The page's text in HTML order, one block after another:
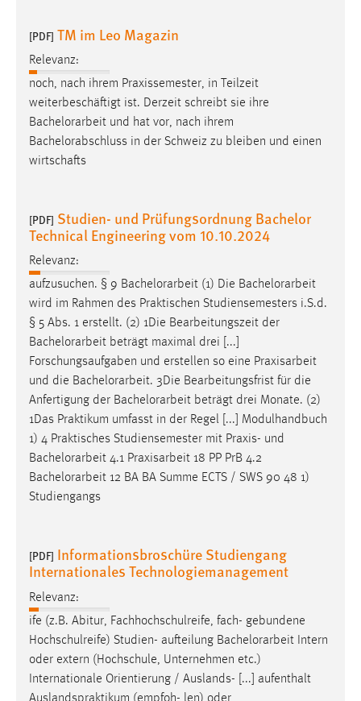
[PDF] TM im Leo Magazin
Relevanz:
noch, nach ihrem Praxissemester, in Teilzeit
weiterbeschäftigt ist. Derzeit schreibt sie ihre
Bachelorarbeit und hat vor, nach ihrem
Bachelorabschluss in der Schweiz zu bleiben und einen
wirtschafts
[PDF] Studien- und Prüfungsordnung Bachelor
Technical Engineering vom 10.10.2024
Relevanz:
aufzusuchen. § 9 Bachelorarbeit (1) Die Bachelorarbeit
wird im Rahmen des Praktischen Studiensemesters i.S.d.
§ 5 Abs. 1 erstellt. (2) 1Die Bearbeitungszeit der
Bachelorarbeit beträgt maximal drei [...]
Forschungsaufgaben und erstellen so eine Praxisarbeit
und die Bachelorarbeit. 3Die Bearbeitungsfrist für die
Anfertigung der Bachelorarbeit beträgt drei Monate. (2)
1Das Praktikum umfasst in der Regel [...] Modulhandbuch
1) 4 Praktisches Studiensemester mit Praxis- und
Bachelorarbeit 4.1 Praxisarbeit 18 PP PrB 4.2
Bachelorarbeit 12 BA BA Summe ECTS / SWS 90 48 1)
Studiengangs
[PDF] Informationsbroschüre Studiengang
Internationales Technologiemanagement
Relevanz:
ife (z.B. Abitur, Fachhochschulreife, fach- gebundene
Hochschulreife) Studien- aufteilung Bachelorarbeit Intern
oder extern (Hochschule, Unternehmen etc.)
Internationale Orientierung / Auslands- [...] aufenthalt
Auslandspraktikum (empfoh- len) oder